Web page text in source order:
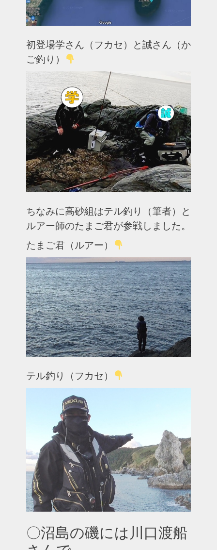
初登場学さん（フカセ）と誠さん（か
ご釣り）
ちなみに高砂組はテル釣り（筆者）と
ルアー師のたまご君が参戦しました。
たまご君（ルアー）
テル釣り（フカセ）
〇沼島の磯には川口渡船